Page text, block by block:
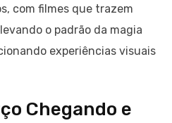
com filmes que trazem
o padrão da magia
experiências visuais
Chegando e